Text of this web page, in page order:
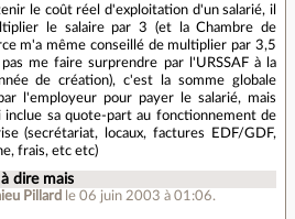
le coût réel d'exploitation d'un salarié, il
le salaire par 3 (et la Chambre de
m'a même conseillé de multiplier par 3,5
me faire surprendre par l'URSSAF à la
de création), c'est la somme globale
l'employeur pour payer le salarié, mais
inclue sa quote-part au fonctionnement de
(secrétariat, locaux, factures EDF/GDF,
frais, etc etc)
dire mais
Pillard le 06 juin 2003 à 01:06.